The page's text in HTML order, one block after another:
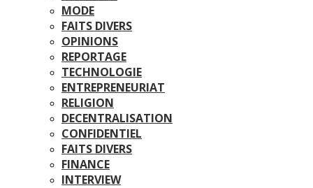
MODE
FAITS DIVERS
OPINIONS
REPORTAGE
TECHNOLOGIE
ENTREPRENEURIAT
RELIGION
DECENTRALISATION
CONFIDENTIEL
FAITS DIVERS
FINANCE
INTERVIEW